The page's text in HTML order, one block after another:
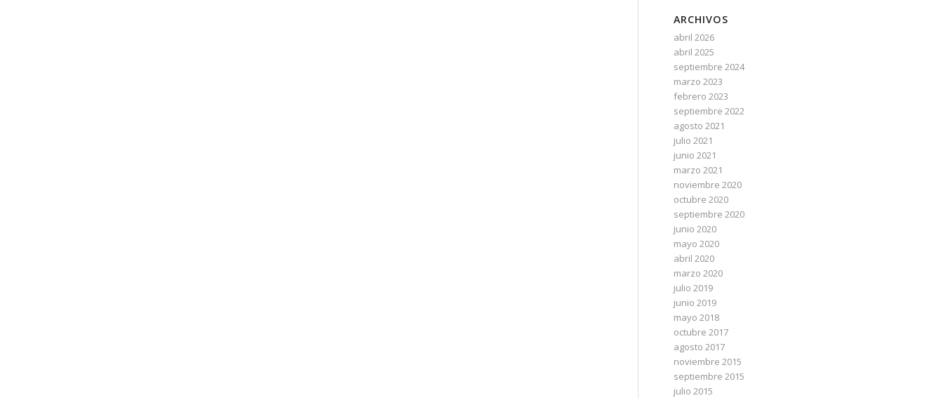
ARCHIVOS
abril 2026
abril 2025
septiembre 2024
marzo 2023
febrero 2023
septiembre 2022
agosto 2021
julio 2021
junio 2021
marzo 2021
noviembre 2020
octubre 2020
septiembre 2020
junio 2020
mayo 2020
abril 2020
marzo 2020
julio 2019
junio 2019
mayo 2018
octubre 2017
agosto 2017
noviembre 2015
septiembre 2015
julio 2015